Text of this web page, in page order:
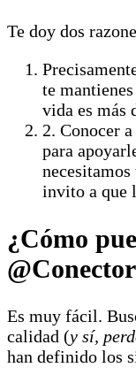
Te doy dos
te
vida es más
2. Conocer
para
necesitamos
invito a que
¿Cómo
Es muy fácil.
calidad (y sí,
han definido los